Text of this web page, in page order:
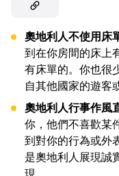
奧地利人不使用床
到在你房間的床上
有床單的。你也很
自其他國家的遊客
奧地利人行事作風
你，他們不喜歡某
到對你的行為或外
是奧地利人展現誠